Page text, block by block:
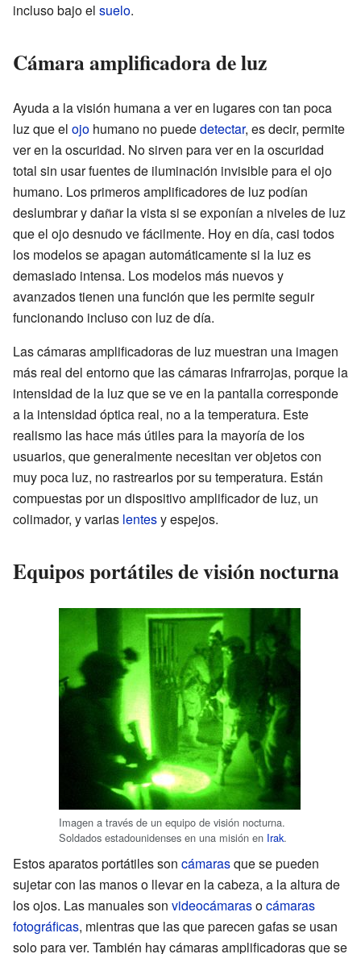
incluso bajo el suelo.
Cámara amplificadora de luz
Ayuda a la visión humana a ver en lugares con tan poca
luz que el ojo humano no puededetectar, es decir, permite
ver en la oscuridad. No sirven para ver en la oscuridad
total sin usar fuentes de iluminación invisible para el ojo
humano. Los primeros amplificadores de luz podían
deslumbrar y dañar la vista si se exponían a niveles de luz
que el ojo desnudo ve fácilmente. Hoy en día, casi todos
los modelos se apagan automáticamente si la luz es
demasiado intensa. Los modelos más nuevos y
avanzados tienen una función que les permite seguir
funcionando incluso con luz de día.
Las cámaras amplificadoras de luz muestran una imagen
más real del entorno que las cámaras infrarrojas, porque la
intensidad de la luz que se ve en la pantalla corresponde
a la intensidad óptica real, no a la temperatura. Este
realismo las hace más útiles para la mayoría de los
usuarios, que generalmente necesitan ver objetos con
muy poca luz, no rastrearlos por su temperatura. Están
compuestas por un dispositivo amplificador de luz, un
colimador, y varias lentesy espejos.
Equipos portátiles de visión nocturna
Imagen a través de un equipo de visión nocturna.
Soldados estadounidenses en una misión en Irak.
Estos aparatos portátiles son cámarasque se pueden
sujetar con las manos o llevar en la cabeza, a la altura de
los ojos. Las manuales son videocámarasocámaras
fotográficas, mientras que las que parecen gafas se usan
solo para ver. También hay cámaras amplificadoras que se